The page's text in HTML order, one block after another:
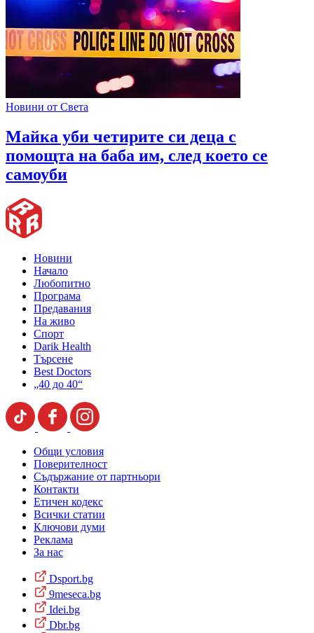
Новини от Света
Майка уби четирите си деца с
помощта на баба им, след което се
самоуби
Новини
Начало
Любопитно
Програма
Предавания
На живо
Спорт
Darik Health
Търсене
Best Doctors
„40 до 40“
Общи условия
Поверителност
Съдържание от партньори
Контакти
Етичен кодекс
Всички статии
Ключови думи
Реклама
За нас
Dsport.bg
9meseca.bg
Idei.bg
Dbr.bg